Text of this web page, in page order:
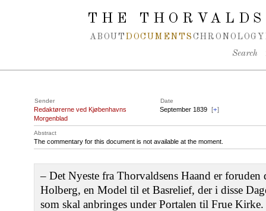
Spring navigation over
THE
ABOUT DOCUMENTS CHRONOLOGY
Search
Sender Date
Redaktørerne ved Kjøbenhavns
Morgenblad
September 1839 [+]
Abstract
The commentary for this document is not available at the moment.
‒ Det Nyeste fra Thorvaldsens Haand er
Holberg, en Model til et Basrelief, der i disse
som skal anbringes under Portalen til Frue